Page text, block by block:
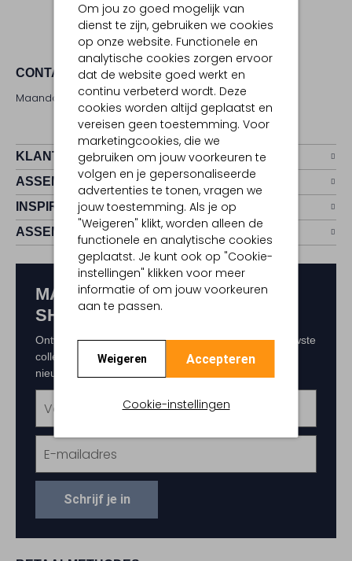
Om jou zo goed mogelijk van
dienst te zijn, gebruiken we cookies
op onze website. Functionele en
analytische cookies zorgen ervoor
dat de website goed werkt en
continu verbeterd wordt. Deze
cookies worden altijd geplaatst en
vereisen geen toestemming. Voor
marketingcookies, die we
gebruiken om jouw voorkeuren te
volgen en je gepersonaliseerde
advertenties te tonen, vragen we
jouw toestemming. Als je op
"Weigeren" klikt, worden alleen de
functionele en analytische cookies
geplaatst. Je kunt ook op "Cookie-
instellingen" klikken voor meer
informatie of om jouw voorkeuren
aan te passen.
Weigeren Accepteren
Cookie-instellingen
CONTACT
Maandag - zaterdag 09:00 - 17:00 uur
KLANTENSERVICE
ASSEMVIP
INSPIRATIE
ASSEM
MAAK KANS OP € 150,-
SHOPTEGOED
Ontvang als eerste exclusieve updates over de nieuwste
collecties, acties en events. Schrijf je in voor de
nieuwsbrief en maak kans op € 150,- shoptegoed.
Schrijf je in